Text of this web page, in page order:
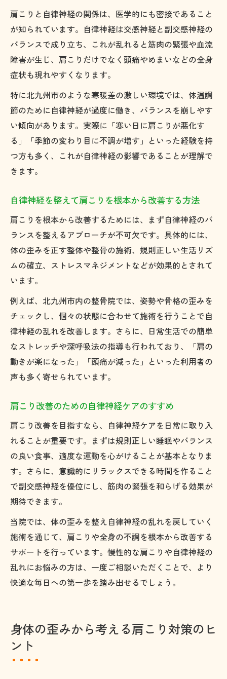
肩こりと自律神経の関係は、医学的にも密接であること
が知られています。自律神経は交感神経と副交感神経の
バランスで成り立ち、これが乱れると筋肉の緊張や血流
障害が生じ、肩こりだけでなく頭痛やめまいなどの全身
症状も現れやすくなります。
特に北九州市のような寒暖差の激しい環境では、体温調
節のために自律神経が過度に働き、バランスを崩しやす
い傾向があります。実際に「寒い日に肩こりが悪化す
る」「季節の変わり目に不調が増す」といった経験を持
つ方も多く、これが自律神経の影響であることが理解で
きます。
自律神経を整えて肩こりを根本から改善する方法
肩こりを根本から改善するためには、まず自律神経のバ
ランスを整えるアプローチが不可欠です。具体的には、
体の歪みを正す整体や整骨の施術、規則正しい生活リズ
ムの確立、ストレスマネジメントなどが効果的とされて
います。
例えば、北九州市内の整骨院では、姿勢や骨格の歪みを
チェックし、個々の状態に合わせて施術を行うことで自
律神経の乱れを改善します。さらに、日常生活での簡単
なストレッチや深呼吸法の指導も行われており、「肩の
動きが楽になった」「頭痛が減った」といった利用者の
声も多く寄せられています。
肩こり改善のための自律神経ケアのすすめ
肩こり改善を目指すなら、自律神経ケアを日常に取り入
れることが重要です。まずは規則正しい睡眠やバランス
の良い食事、適度な運動を心がけることが基本となりま
す。さらに、意識的にリラックスできる時間を作ること
で副交感神経を優位にし、筋肉の緊張を和らげる効果が
期待できます。
当院では、体の歪みを整え自律神経の乱れを戻していく
施術を通じて、肩こりや全身の不調を根本から改善する
サポートを行っています。慢性的な肩こりや自律神経の
乱れにお悩みの方は、一度ご相談いただくことで、より
快適な毎日への第一歩を踏み出せるでしょう。
身体の歪みから考える肩こり対策のヒ
ント